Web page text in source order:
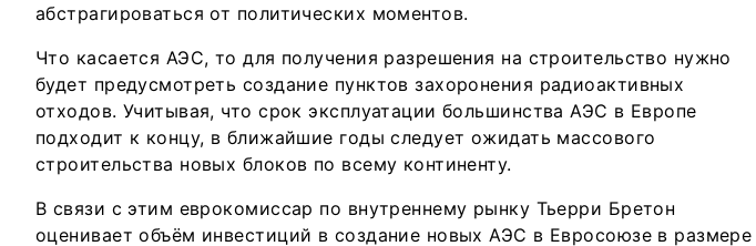
абстрагироваться от политических моментов.
Что касается АЭС, то для получения разрешения на строительство нужно
будет предусмотреть создание пунктов захоронения радиоактивных
отходов. Учитывая, что срок эксплуатации большинства АЭС в Европе
подходит к концу, в ближайшие годы следует ожидать массового
строительства новых блоков по всему континенту.
В связи с этим еврокомиссар по внутреннему рынку Тьерри Бретон
оценивает объём инвестиций в создание новых АЭС в Евросоюзе в размере